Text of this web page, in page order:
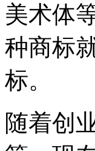
美术体
种商标
标。
随着创